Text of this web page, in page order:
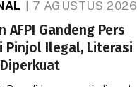
7 AGUSTUS 2026
AFPI Gandeng Pers
Pinjol Ilegal, Literasi